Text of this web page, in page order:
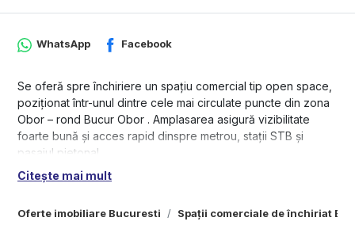
Oferte imobiliare Bucuresti Spații comerciale de închiriat
WhatsApp Facebook
Se oferă spre închiriere un spațiu comercial tip open space,
poziționat într-unul dintre cele mai circulate puncte din zona
Obor – rond Bucur Obor . Amplasarea asigură vizibilitate
foarte bună și acces rapid dinspre metrou, stații STB și
pasajul pietonal.
Suprafața utilă de 123 mp, la care se adaugă un spațiu de
metri liniari, oferă expunere excelentă pentru orice tip de
Citește mai mult